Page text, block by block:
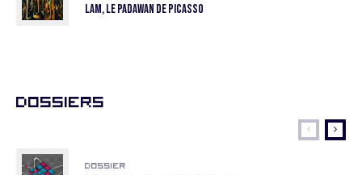
LAM, le padawan de Picasso
Dossiers
Dossier